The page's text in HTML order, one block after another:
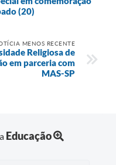
(20)
MENOS RECENTE
Religiosa de
em parceria com
MAS-SP
Educação